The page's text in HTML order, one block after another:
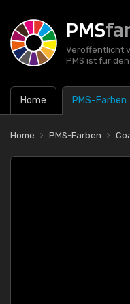
PMS
Veröffentlicht
PMS ist für
Home PMS-Farben
Home PMS-Farben